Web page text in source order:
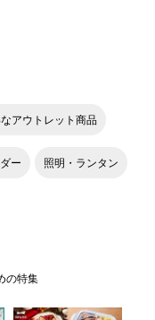
時間は、まさにご褒
、お腹も心も満たさ
アウトレット商品
ー 照明・ランタン
の特集